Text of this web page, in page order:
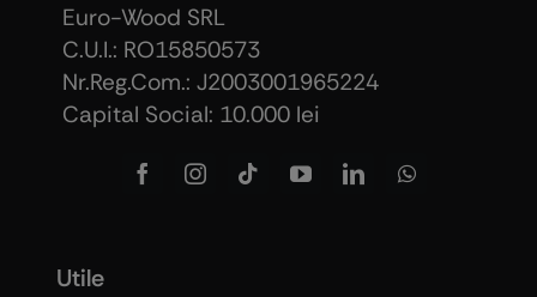
Euro-Wood SRL
C.U.I.: RO15850573
Nr.Reg.Com.: J2003001965224
Capital Social: 10.000 lei
Utile